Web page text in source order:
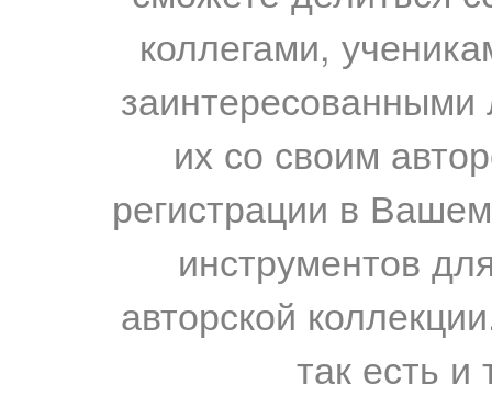
коллегами,
их со своим
регистрации в
инструментов
авторской
так есть и